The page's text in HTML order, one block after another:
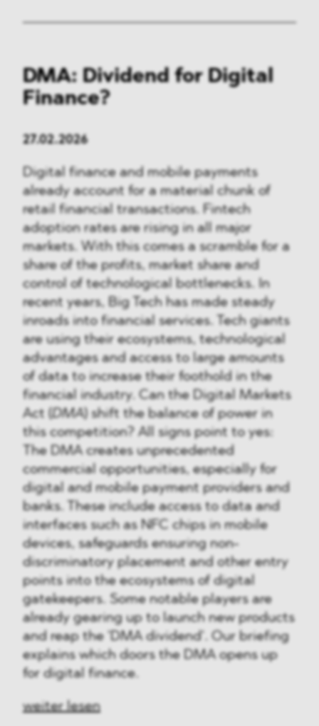
DMA: Dividend for Digital
Finance?
27.02.2026
Digital finance and mobile payments
already account for a material chunk of
retail financial transactions. Fintech
adoption rates are rising in all major
markets. With this comes a scramble for a
share of the profits, market share and
control of technological bottlenecks. In
recent years, Big Tech has made steady
inroads into financial services. Tech giants
are using their ecosystems, technological
advantages and access to large amounts
of data to increase their foothold in the
financial industry. Can the Digital Markets
Act (
DMA ) shift the balance of power in
this competition? All signs point to yes:
The DMA creates unprecedented
commercial opportunities, especially for
digital and mobile payment providers and
banks. These include access to data and
interfaces such as NFC chips in mobile
devices, safeguards ensuring non-
discriminatory placement and other entry
points into the ecosystems of digital
gatekeepers. Some notable players are
already gearing up to launch new products
and reap the 'DMA dividend'. Our briefing
explains which doors the DMA opens up
for digital finance.
weiter lesen